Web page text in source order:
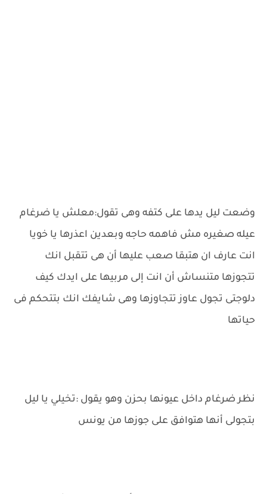
وضعت ليل يدها على كتفه وهى تقول:معلش يا ضرغام
عيله صغيره مش فاهمه حاجه وبعدين اعذرها يا خويا
انت عارف ان هتبقا صعب عليها أن هى تتقبل انك
تتجوزها متنساش أن انت إلى مربيها على ايدك كيف
دلوجتى تجول عاوز تتجاوزها وهى شايفك انك بتتحكم فى
حياتها
نظر ضرغام داخل عيونها بحزن وهو يقول :تخيلي يا ليل
بتجولى أنها هتوافق على جوزها من يونس